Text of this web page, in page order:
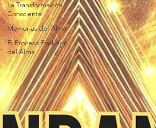
La Transformación
Consciente
Memorias del Alma
El Proceso Evolutivo
del Alma